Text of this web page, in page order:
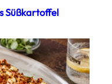
Süßkartoffel